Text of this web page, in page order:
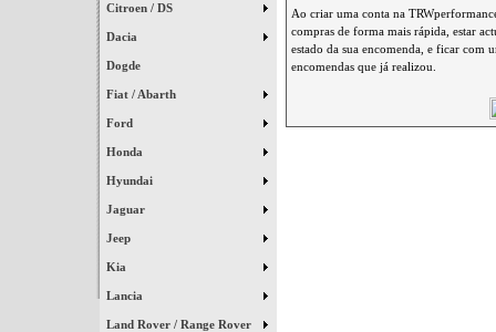
Citroen / DS
Dacia
Dogde
Fiat / Abarth
Ford
Honda
Hyundai
Jaguar
Jeep
Kia
Lancia
Land Rover / Range Rover
Ao criar uma conta na
compras de forma mais rápida, estar
estado da sua encomenda, e ficar com
encomendas que já realizou.